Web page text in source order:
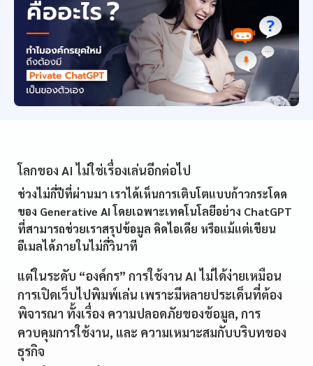
โลกของ AI ไม่ใช่เรื่องเล่นอีกต่อไป
ช่วงไม่กี่ปีที่ผ่านมา เราได้เห็นการเติบโตแบบก้าวกระโดด
ของ Generative AI โดยเฉพาะเทคโนโลยีอย่าง ChatGPT
ที่สามารถช่วยเราสรุปข้อมูล คิดไอเดีย หรือแม้แต่เขียน
อีเมลได้ภายในไม่กี่วินาที
แต่ในระดับ “องค์กร” การใช้งาน AI ไม่ได้ง่ายเหมือน
การเปิดเว็บไปพิมพ์เล่น เพราะมีหลายประเด็นที่ต้อง
พิจารณา ทั้งเรื่อง ความปลอดภัยของข้อมูล, การ
ควบคุมการใช้งาน, และ ความเหมาะสมกับบริบทของ
ธุรกิจ